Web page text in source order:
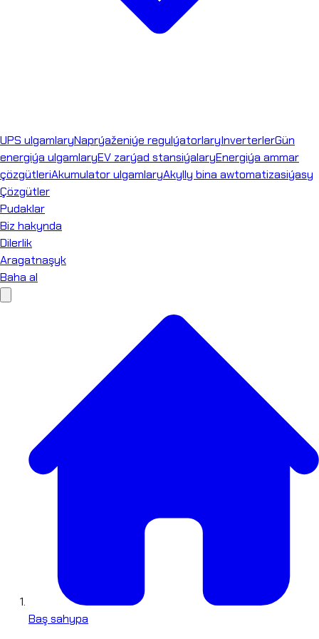
UPS ulgamlaryNaprýaženiýe regulýatorlaryInverterlerGün
energiýa ulgamlaryEV zarýad stansiýalaryEnergiýa ammar
çözgütleriAkumulator ulgamlaryAkylly bina awtomatizasiýasy
Çözgütler
Pudaklar
Biz hakynda
Dilerlik
Aragatnaşyk
Baha al
Baş sahypa